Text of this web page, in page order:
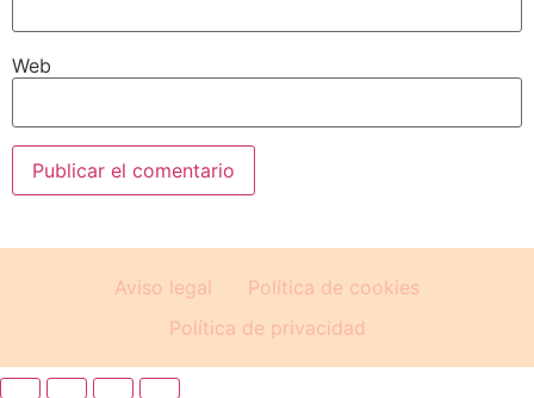
Web
Aviso legal
Política de cookies
Política de privacidad